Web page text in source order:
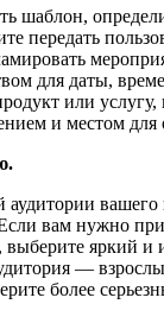
шаблон,
передать
для даты,
или
и местом для
вашего
Если вам нужно
выберите яркий и
—
более